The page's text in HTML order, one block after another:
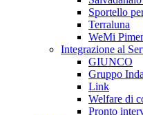
Sportello
Terraluna
WeMi
Integrazione al
GIUNCO
Gruppo
Link
Welfare di
Pronto